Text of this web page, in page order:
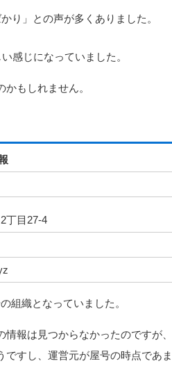
り」との声が多くありました。
感じになっていました。
もしれません。
丁目27-4
組織となっていました。
報は見つからなかったのですが、
すし、運営元が屋号の時点であま